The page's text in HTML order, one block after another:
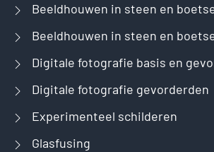
Beeldhouwen in steen en
Beeldhouwen in steen en
Digitale fotografie basis en
Digitale fotografie gevorderden
Experimenteel schilderen
Glasfusing